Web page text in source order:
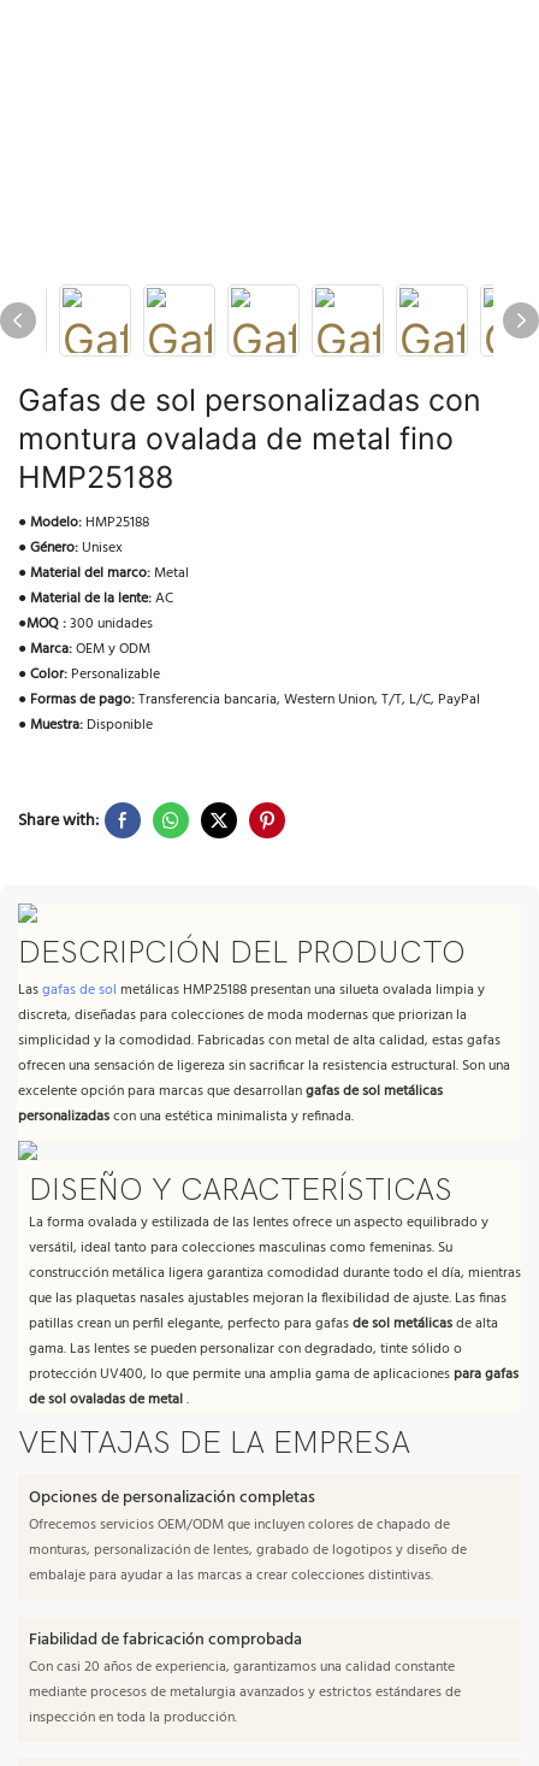
Gafas de sol personalizadas con
montura ovalada de metal fino
HMP25188
●Modelo: HMP25188
●Género: Unisex
●Material del marco:Metal
●Material de la lente:AC
●MOQ :300 unidades
●Marca:OEM y ODM
●Color: Personalizable
● Formas de pago:Transferencia bancaria, Western Union, T/T, L/C, PayPal
●Muestra: Disponible
Share with:
DESCRIPCIÓN DEL PRODUCTO
Lasgafas de sol metálicas HMP25188 presentan una silueta ovalada limpia y
discreta, diseñadas para colecciones de moda modernas que priorizan la
simplicidad y la comodidad. Fabricadas con metal de alta calidad, estas gafas
ofrecen una sensación de ligereza sin sacrificar la resistencia estructural. Son una
excelente opción para marcas que desarrollangafas de sol metálicas
personalizadascon una estética minimalista y refinada.
DISEÑO Y CARACTERÍSTICAS
La forma ovalada y estilizada de las lentes ofrece un aspecto equilibrado y
versátil, ideal tanto para colecciones masculinas como femeninas. Su
construcción metálica ligera garantiza comodidad durante todo el día, mientras
que las plaquetas nasales ajustables mejoran la flexibilidad de ajuste. Las finas
patillas crean un perfil elegante, perfecto para gafasde sol metálicasde alta
gama. Las lentes se pueden personalizar con degradado, tinte sólido o
protección UV400, lo que permite una amplia gama de aplicacionespara gafas
de sol ovaladas de metal.
VENTAJAS DE LA EMPRESA
Opciones de personalización completas
Ofrecemos servicios OEM/ODM que incluyen colores de chapado de
monturas, personalización de lentes, grabado de logotipos y diseño de
embalaje para ayudar a las marcas a crear colecciones distintivas.
Fiabilidad de fabricación comprobada
Con casi 20 años de experiencia, garantizamos una calidad constante
mediante procesos de metalurgia avanzados y estrictos estándares de
inspección en toda la producción.